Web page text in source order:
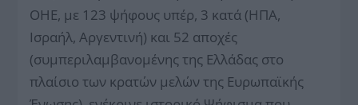
ΟΗΕ, με 123 ψήφους υπέρ, 3 κατά (ΗΠΑ,
Ισραήλ, Αργεντινή) και 52 αποχές
(συμπεριλαμβανομένης της Ελλάδας στο
πλαίσιο των κρατών μελών της Ευρωπαϊκής